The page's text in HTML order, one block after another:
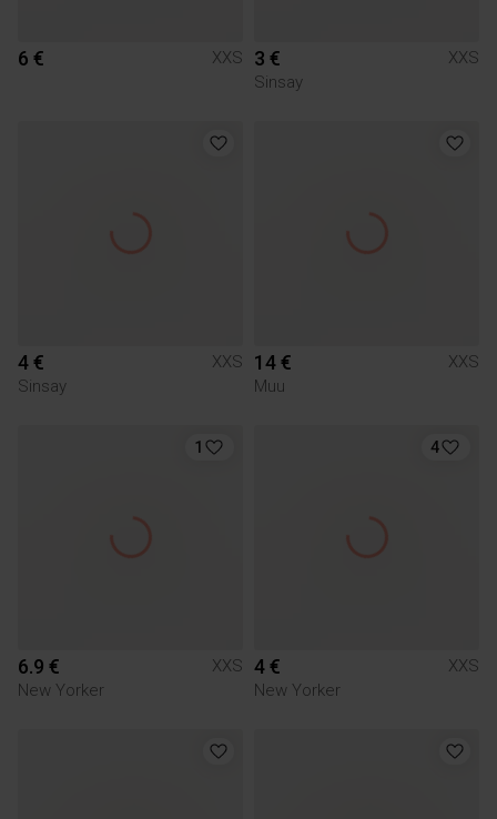
6 € XXS 3 €
XXS
Sinsay
4 €
XXS
Sinsay
14 €
XXS
Muu
1
6.9 €
XXS
New Yorker
4
4 €
XXS
New Yorker